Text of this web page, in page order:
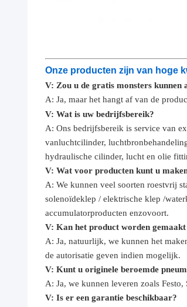
Onze producten zijn van hoge
V: Zou u de gratis monsters kunnen
A: Ja, maar het hangt af van de
V: Wat is uw bedrijfsbereik?
A: Ons bedrijfsbereik is service van
vanluchtcilinder,
hydraulische cilinder, lucht en olie
V: Wat voor producten kunt u
A: We kunnen veel soorten roestvrij
solenoïdeklep / elektrische klep /
accumulatorproducten enzovoort.
V: Kan het product worden
A: Ja, natuurlijk, we kunnen het
de autorisatie geven indien mogelijk.
V: Kunt u originele beroemde
A: Ja, we kunnen leveren zoals
V: Is er een garantie beschikbaar?